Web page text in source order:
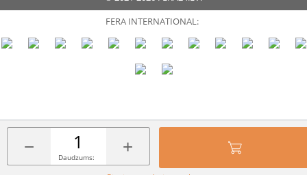
− +
Daudzums:
FERA INTERNATIONAL: